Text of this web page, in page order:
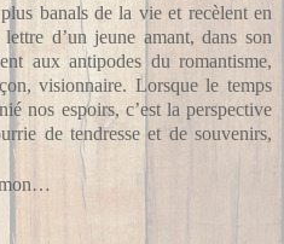
banals de la vie et recèlent en
d’un jeune amant, dans son
aux antipodes du romantisme,
visionnaire. Lorsque le temps
nos espoirs, c’est la perspective
de tendresse et de souvenirs,